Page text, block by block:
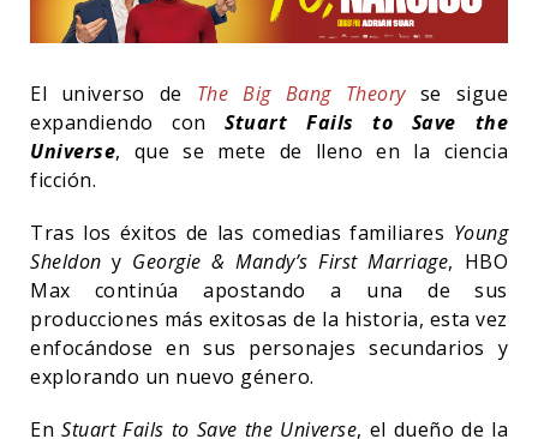
El universo de The Big Bang Theoryse sigue
expandiendo conStuart Fails to Save the
Universe, que se mete de lleno en la ciencia
ficción.
Tras los éxitos de las comedias familiares Young
Sheldon y Georgie & Mandy’s First Marriage, HBO
Max continúa apostando a una de sus
producciones más exitosas de la historia, esta vez
enfocándose en sus personajes secundarios y
explorando un nuevo género.
En Stuart Fails to Save the Universe, el dueño de la